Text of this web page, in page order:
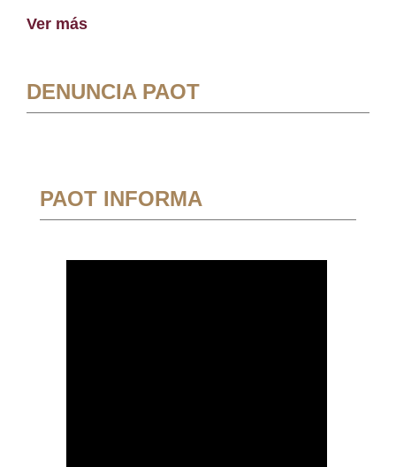
Ver más
DENUNCIA PAOT
PAOT INFORMA